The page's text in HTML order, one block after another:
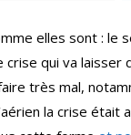
elles sont : le
qui va laisser
très mal,
la crise était